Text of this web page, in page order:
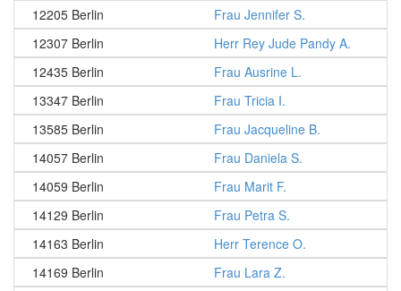
12205 Berlin
Frau Jennifer S.
12307 Berlin
Herr Rey Jude Pandy A.
12435 Berlin
Frau Ausrine L.
13347 Berlin
Frau Tricia I.
13585 Berlin
Frau Jacqueline B.
14057 Berlin
Frau Daniela S.
14059 Berlin
Frau Marit F.
14129 Berlin
Frau Petra S.
14163 Berlin
Herr Terence O.
14169 Berlin
Frau Lara Z.